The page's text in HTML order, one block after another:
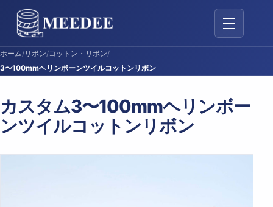
ナビゲーシ
ホーム/ リボン/コットン・リボン/
3〜100mmヘリンボーンツイルコットンリボン
カスタム3〜100mmヘリンボー
ンツイルコットンリボン